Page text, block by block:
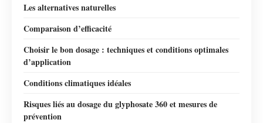
Les alternatives naturelles
Comparaison d’efficacité
Choisir le bon dosage : techniques et conditions optimales
d’application
Conditions climatiques idéales
Risques liés au dosage du glyphosate 360 et mesures de
prévention